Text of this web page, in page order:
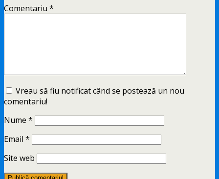
Comentariu *
Vreau să fiu notificat când se postează un nou
comentariu!
Nume *
Email *
Site web